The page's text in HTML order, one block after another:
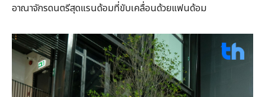
อาณาจักรดนตรีสุดแรนด้อมที่ขับเคลื่อนด้วยแฟนด้อม